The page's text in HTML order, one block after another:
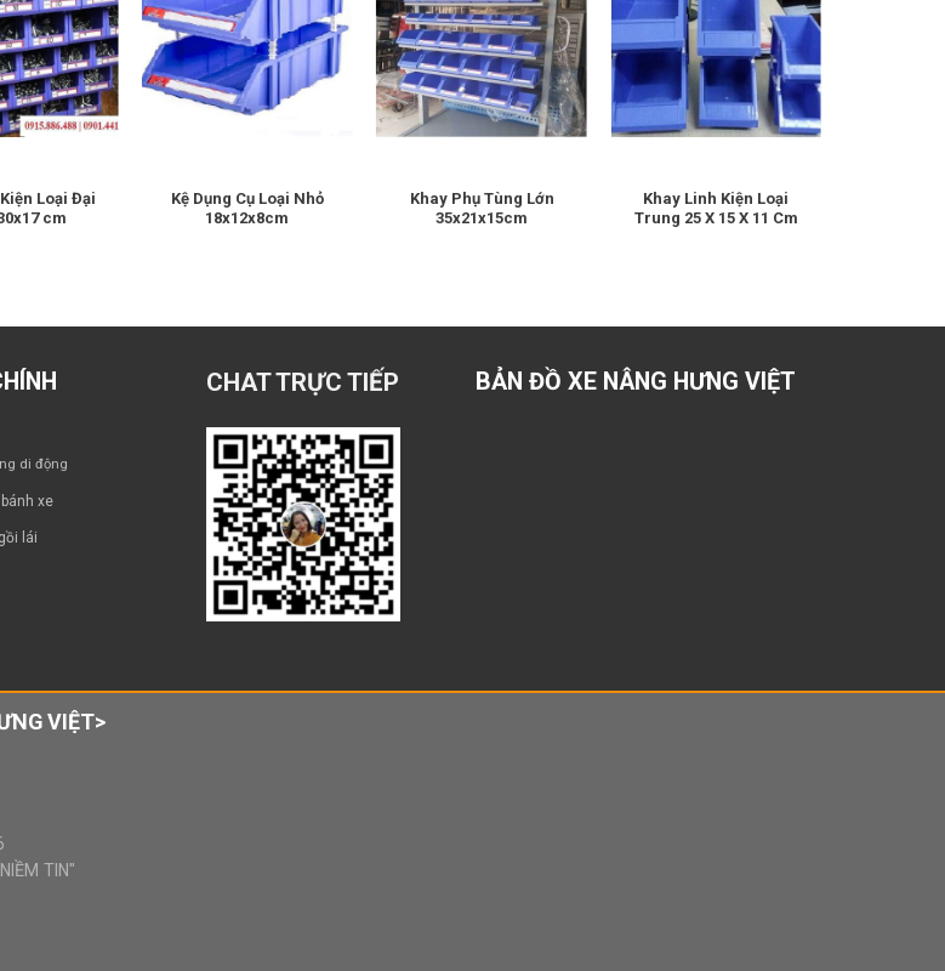
Loại Đại
cm
Kệ Dụng Cụ Loại Nhỏ
18x12x8cm
Khay Phụ Tùng Lớn
35x21x15cm
Khay Linh Kiện Loại
Trung 25 X 15 X 11 Cm
di động
xe
lái
CHAT TRỰC TIẾP BẢN ĐỒ XE NÂNG HƯNG VIỆT
VIỆT>
TIN"